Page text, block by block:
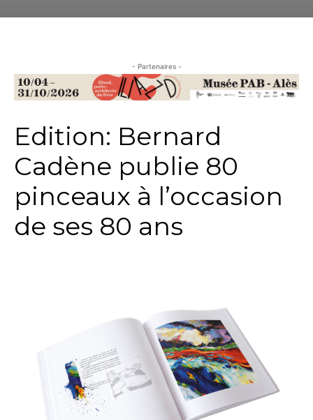
- Partenaires -
Edition: Bernard
Cadène publie 80
pinceaux à l’occasion
de ses 80 ans